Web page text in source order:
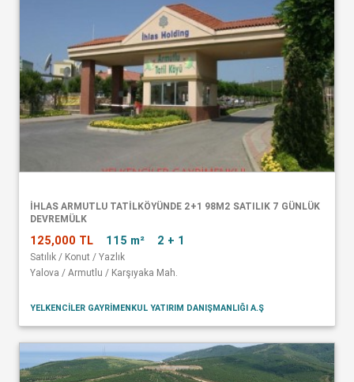
İHLAS ARMUTLU TATİLKÖYÜNDE 2+1 98M2 SATILIK 7 GÜNLÜK
DEVREMÜLK
125,000 TL 115 m² 2 + 1
Satılık / Konut / Yazlık
Yalova / Armutlu / Karşıyaka Mah.
YELKENCİLER GAYRİMENKUL YATIRIM DANIŞMANLIĞI A.Ş